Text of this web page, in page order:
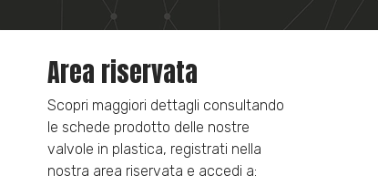
Area riservata
Scopri maggiori dettagli consultando
le schede prodotto delle nostre
valvole in plastica, registrati nella
nostra area riservata e accedi a: